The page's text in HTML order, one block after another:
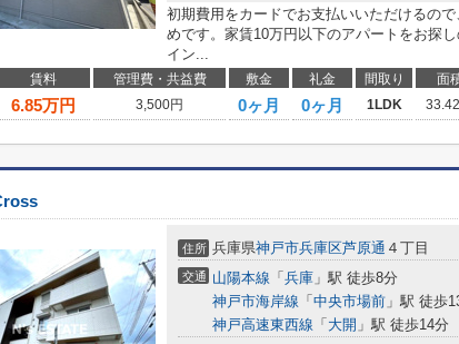
初期費用をカードでお支払いいただけるの
めです。家賃10万円以下のアパートをお探
イン...
賃料 管理費・共益費 敷金 礼金 間取り 面
6.85万円 3,500円 0ヶ月 0ヶ月 1LDK
住所 兵庫県神戸市兵庫区芦原通 ４丁目
交通 山陽本線 「 兵庫 」駅 徒歩8分
神戸市海岸線 「 中央市場前 」駅 徒歩
神戸高速東西線 「 大開 」駅 徒歩14分